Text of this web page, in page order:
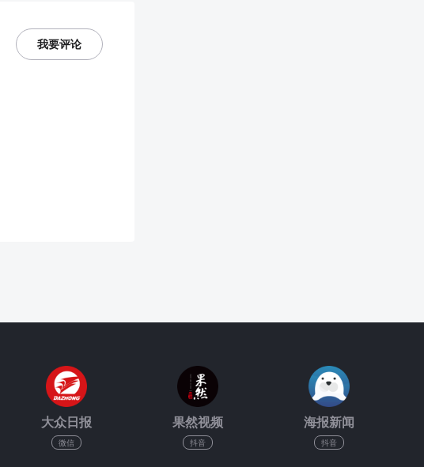
我要评论
大众日报
微信
果然视频
抖音
海报新闻
抖音